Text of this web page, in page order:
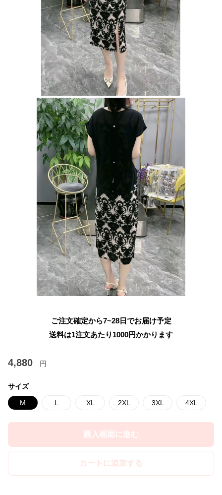
ご注文確定から7~28日でお届け予定
送料は1注文あたり 1000円かかります
4,880 円
サイズ
M L XL 2XL 3XL 4XL
購入画面に進む
カートに追加する